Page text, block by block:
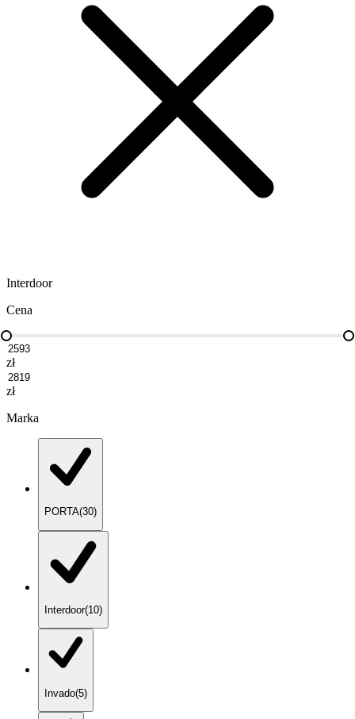
Interdoor
Cena
zł
zł
Marka
PORTA(30)
Interdoor(10)
Invado(5)